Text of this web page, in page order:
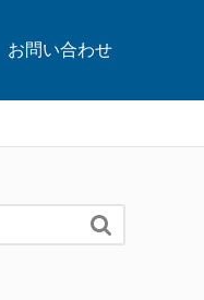
お問い合わせ
